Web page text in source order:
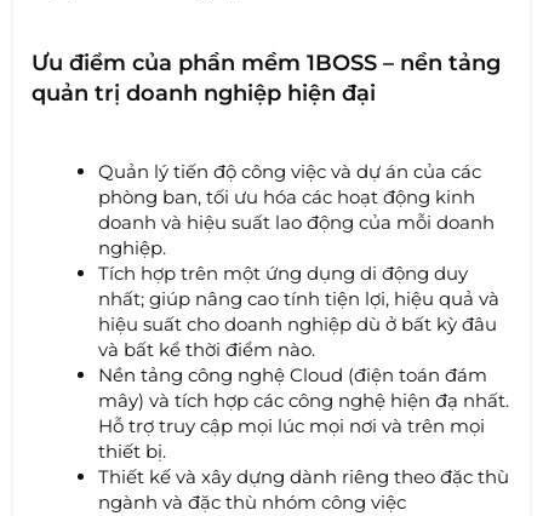
Ưu điểm của phần mềm 1BOSS – nền tảng
quản trị doanh nghiệp hiện đại
Quản lý tiến độ công việc và dự án của các
phòng ban, tối ưu hóa các hoạt động kinh
doanh và hiệu suất lao động của mỗi doanh
nghiệp.
Tích hợp trên một ứng dụng di động duy
nhất; giúp nâng cao tính tiện lợi, hiệu quả và
hiệu suất cho doanh nghiệp dù ở bất kỳ đâu
và bất kể thời điểm nào.
Nền tảng công nghệ Cloud (điện toán đám
mây) và tích hợp các công nghệ hiện đạ nhất.
Hỗ trợ truy cập mọi lúc mọi nơi và trên mọi
thiết bị.
Thiết kế và xây dựng dành riêng theo đặc thù
ngành và đặc thù nhóm công việc